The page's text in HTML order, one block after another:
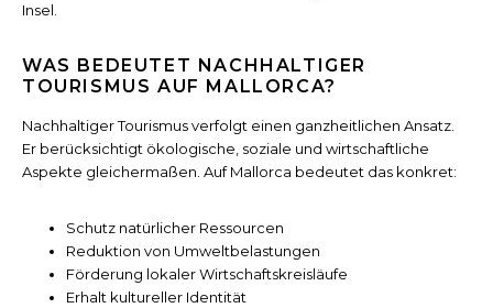
Insel.
WAS BEDEUTET NACHHALTIGER
TOURISMUS AUF MALLORCA?
Nachhaltiger Tourismus verfolgt einen ganzheitlichen Ansatz.
Er berücksichtigt ökologische, soziale und wirtschaftliche
Aspekte gleichermaßen. Auf Mallorca bedeutet das konkret:
Schutz natürlicher Ressourcen
Reduktion von Umweltbelastungen
Förderung lokaler Wirtschaftskreisläufe
Erhalt kultureller Identität